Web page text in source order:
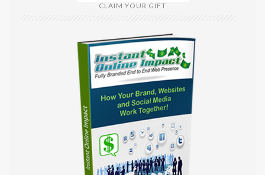
CLAIM YOUR GIFT